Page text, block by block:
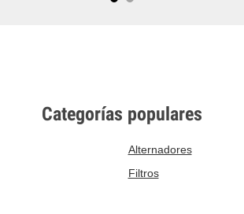
Categorías populares
Alternadores
Filtros